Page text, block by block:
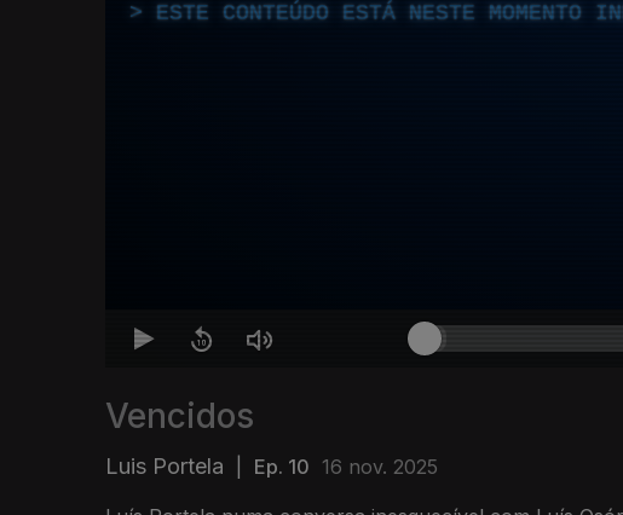
ESTE CONTEÚDO ESTÁ NESTE MOMENTO
Vencidos
Luis Portela Ep. 10 16 nov. 2025